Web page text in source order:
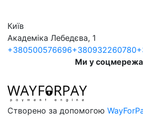
Київ
Академіка Лебедєва, 1
+380500576696+380932260780
Ми у
Створено за допомогою